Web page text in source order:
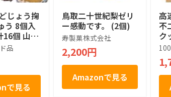
じょう掬
う 8個入
個 山陰
取 お土
包装 ギ
まとめ
品
で見る
鳥取二十世紀梨ゼリ
ー感動です。 (2個)
寿製菓株式会社
2,200円
Amazonで見る
高
不
ク
マ
白
コ